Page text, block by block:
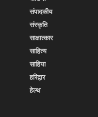
संपादकीय
संस्कृति
साक्षात्कार
साहित्य
साहिया
हरिद्वार
हेल्थ